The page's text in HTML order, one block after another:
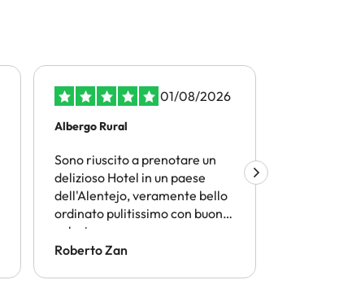
01/08/2026
Albergo Rural
Sono riuscito a prenotare un
delizioso Hotel in un paese
dell'Alentejo, veramente bello
ordinato pulitissimo con buona
colazione
Roberto Zan